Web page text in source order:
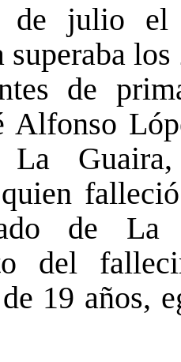
de julio el
de
Alfonso
La
de La
del
19 años,